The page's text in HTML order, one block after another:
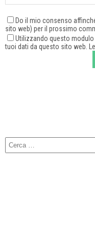
Do il mio consenso
sito web) per il prossimo
Utilizzando questo
tuoi dati da questo sito web.